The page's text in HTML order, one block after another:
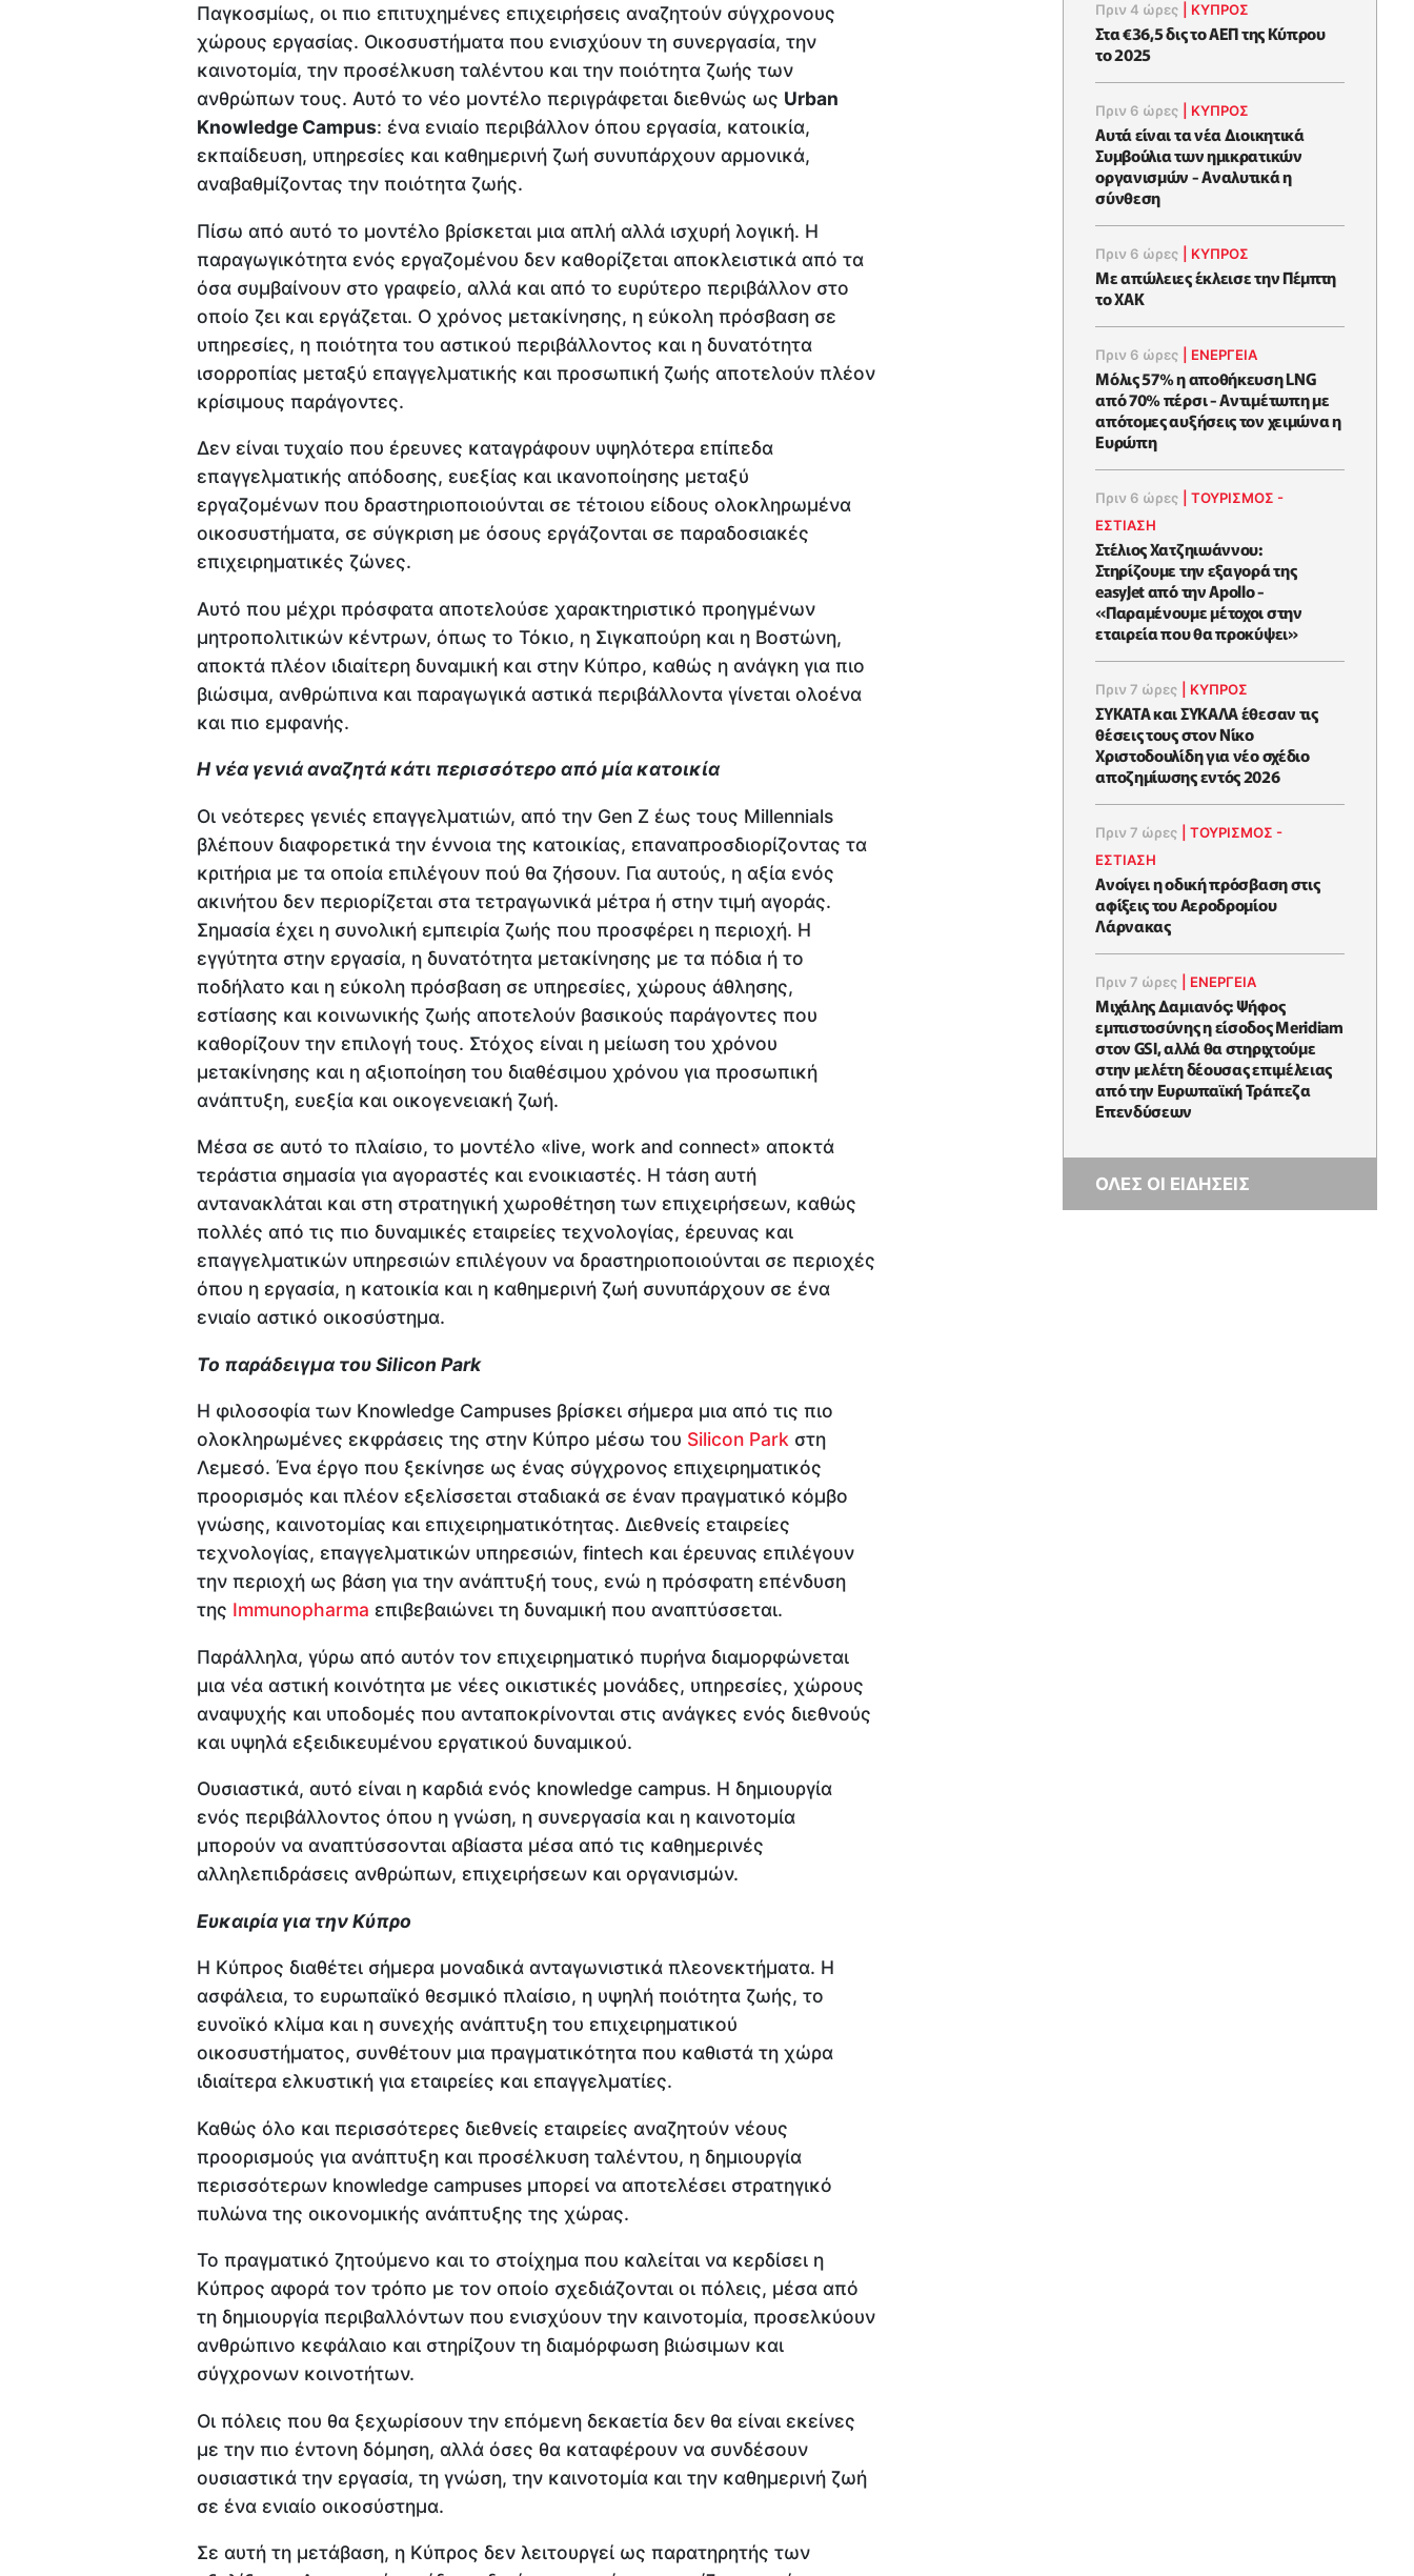
Παγκοσμίως, οι πιο επιτυχημένες επιχειρήσεις αναζητούν σύγχρονους
χώρους εργασίας. Οικοσυστήματα που ενισχύουν τη συνεργασία, την
καινοτομία, την προσέλκυση ταλέντου και την ποιότητα ζωής των
ανθρώπων τους. Αυτό το νέο μοντέλο περιγράφεται διεθνώς ως Urban
Knowledge Campus: ένα ενιαίο περιβάλλον όπου εργασία, κατοικία,
εκπαίδευση, υπηρεσίες και καθημερινή ζωή συνυπάρχουν αρμονικά,
αναβαθμίζοντας την ποιότητα ζωής.
Πίσω από αυτό το μοντέλο βρίσκεται μια απλή αλλά ισχυρή λογική. Η
παραγωγικότητα ενός εργαζομένου δεν καθορίζεται αποκλειστικά από τα
όσα συμβαίνουν στο γραφείο, αλλά και από το ευρύτερο περιβάλλον στο
οποίο ζει και εργάζεται. Ο χρόνος μετακίνησης, η εύκολη πρόσβαση σε
υπηρεσίες, η ποιότητα του αστικού περιβάλλοντος και η δυνατότητα
ισορροπίας μεταξύ επαγγελματικής και προσωπική ζωής αποτελούν πλέον
κρίσιμους παράγοντες.
Δεν είναι τυχαίο που έρευνες καταγράφουν υψηλότερα επίπεδα
επαγγελματικής απόδοσης, ευεξίας και ικανοποίησης μεταξύ
εργαζομένων που δραστηριοποιούνται σε τέτοιου είδους ολοκληρωμένα
οικοσυστήματα, σε σύγκριση με όσους εργάζονται σε παραδοσιακές
επιχειρηματικές ζώνες.
Αυτό που μέχρι πρόσφατα αποτελούσε χαρακτηριστικό προηγμένων
μητροπολιτικών κέντρων, όπως το Τόκιο, η Σιγκαπούρη και η Βοστώνη,
αποκτά πλέον ιδιαίτερη δυναμική και στην Κύπρο, καθώς η ανάγκη για πιο
βιώσιμα, ανθρώπινα και παραγωγικά αστικά περιβάλλοντα γίνεται ολοένα
και πιο εμφανής.
Η νέα γενιά αναζητά κάτι περισσότερο από μία κατοικία
Οι νεότερες γενιές επαγγελματιών, από την Gen Z έως τους Millennials
βλέπουν διαφορετικά την έννοια της κατοικίας, επαναπροσδιορίζοντας τα
κριτήρια με τα οποία επιλέγουν πού θα ζήσουν. Για αυτούς, η αξία ενός
ακινήτου δεν περιορίζεται στα τετραγωνικά μέτρα ή στην τιμή αγοράς.
Σημασία έχει η συνολική εμπειρία ζωής που προσφέρει η περιοχή. Η
εγγύτητα στην εργασία, η δυνατότητα μετακίνησης με τα πόδια ή το
ποδήλατο και η εύκολη πρόσβαση σε υπηρεσίες, χώρους άθλησης,
εστίασης και κοινωνικής ζωής αποτελούν βασικούς παράγοντες που
καθορίζουν την επιλογή τους. Στόχος είναι η μείωση του χρόνου
μετακίνησης και η αξιοποίηση του διαθέσιμου χρόνου για προσωπική
ανάπτυξη, ευεξία και οικογενειακή ζωή.
Μέσα σε αυτό το πλαίσιο, το μοντέλο «live, work and connect» αποκτά
τεράστια σημασία για αγοραστές και ενοικιαστές. Η τάση αυτή
αντανακλάται και στη στρατηγική χωροθέτηση των επιχειρήσεων, καθώς
πολλές από τις πιο δυναμικές εταιρείες τεχνολογίας, έρευνας και
επαγγελματικών υπηρεσιών επιλέγουν να δραστηριοποιούνται σε περιοχές
όπου η εργασία, η κατοικία και η καθημερινή ζωή συνυπάρχουν σε ένα
ενιαίο αστικό οικοσύστημα.
Το παράδειγμα του Silicon Park
Η φιλοσοφία των Knowledge Campuses βρίσκει σήμερα μια από τις πιο
ολοκληρωμένες εκφράσεις της στην Κύπρο μέσω του Silicon Park στη
Λεμεσό. Ένα έργο που ξεκίνησε ως ένας σύγχρονος επιχειρηματικός
προορισμός και πλέον εξελίσσεται σταδιακά σε έναν πραγματικό κόμβο
γνώσης, καινοτομίας και επιχειρηματικότητας. Διεθνείς εταιρείες
τεχνολογίας, επαγγελματικών υπηρεσιών, fintech και έρευνας επιλέγουν
την περιοχή ως βάση για την ανάπτυξή τους, ενώ η πρόσφατη επένδυση
της Immunopharma επιβεβαιώνει τη δυναμική που αναπτύσσεται.
Παράλληλα, γύρω από αυτόν τον επιχειρηματικό πυρήνα διαμορφώνεται
μια νέα αστική κοινότητα με νέες οικιστικές μονάδες, υπηρεσίες, χώρους
αναψυχής και υποδομές που ανταποκρίνονται στις ανάγκες ενός διεθνούς
και υψηλά εξειδικευμένου εργατικού δυναμικού.
Ουσιαστικά, αυτό είναι η καρδιά ενός knowledge campus. Η δημιουργία
ενός περιβάλλοντος όπου η γνώση, η συνεργασία και η καινοτομία
μπορούν να αναπτύσσονται αβίαστα μέσα από τις καθημερινές
αλληλεπιδράσεις ανθρώπων, επιχειρήσεων και οργανισμών.
Eυκαιρία για την Κύπρο
Η Κύπρος διαθέτει σήμερα μοναδικά ανταγωνιστικά πλεονεκτήματα. Η
ασφάλεια, το ευρωπαϊκό θεσμικό πλαίσιο, η υψηλή ποιότητα ζωής, το
ευνοϊκό κλίμα και η συνεχής ανάπτυξη του επιχειρηματικού
οικοσυστήματος, συνθέτουν μια πραγματικότητα που καθιστά τη χώρα
ιδιαίτερα ελκυστική για εταιρείες και επαγγελματίες.
Καθώς όλο και περισσότερες διεθνείς εταιρείες αναζητούν νέους
προορισμούς για ανάπτυξη και προσέλκυση ταλέντου, η δημιουργία
περισσότερων knowledge campuses μπορεί να αποτελέσει στρατηγικό
πυλώνα της οικονομικής ανάπτυξης της χώρας.
Το πραγματικό ζητούμενο και το στοίχημα που καλείται να κερδίσει η
Κύπρος αφορά τον τρόπο με τον οποίο σχεδιάζονται οι πόλεις, μέσα από
τη δημιουργία περιβαλλόντων που ενισχύουν την καινοτομία, προσελκύουν
ανθρώπινο κεφάλαιο και στηρίζουν τη διαμόρφωση βιώσιμων και
σύγχρονων κοινοτήτων.
Οι πόλεις που θα ξεχωρίσουν την επόμενη δεκαετία δεν θα είναι εκείνες
με την πιο έντονη δόμηση, αλλά όσες θα καταφέρουν να συνδέσουν
ουσιαστικά την εργασία, τη γνώση, την καινοτομία και την καθημερινή ζωή
σε ένα ενιαίο οικοσύστημα.
Σε αυτή τη μετάβαση, η Κύπρος δεν λειτουργεί ως παρατηρητής των
Πριν 4 ώρες ΚΥΠΡΟΣ
Στα €36,5 δις το ΑΕΠ της Κύπρου
το 2025
Πριν 6 ώρες ΚΥΠΡΟΣ
Αυτά είναι τα νέα Διοικητικά
Συμβούλια των ημικρατικών
οργανισμών - Αναλυτικά η
σύνθεση
Πριν 6 ώρες ΚΥΠΡΟΣ
Με απώλειες έκλεισε την Πέμπτη
το ΧΑΚ
Πριν 6 ώρες ΕΝΈΡΓΕΙΑ
Μόλις 57% η αποθήκευση LNG
από 70% πέρσι - Αντιμέτωπη με
απότομες αυξήσεις τον χειμώνα η
Ευρώπη
Πριν 6 ώρες |ΤΟΥΡΙΣΜΟΣ -
ΕΣΤΙΑΣΗ
Στέλιος Χατζηιωάννου:
Στηρίζουμε την εξαγορά της
easyJet από την Apollo -
«Παραμένουμε μέτοχοι στην
εταιρεία που θα προκύψει»
Πριν 7 ώρες ΚΥΠΡΟΣ
ΣΥΚΑΤΑ και ΣΥΚΑΛΑ έθεσαν τις
θέσεις τους στον Νίκο
Χριστοδουλίδη για νέο σχέδιο
αποζημίωσης εντός 2026
Πριν 7 ώρες |ΤΟΥΡΙΣΜΟΣ -
ΕΣΤΙΑΣΗ
Ανοίγει η οδική πρόσβαση στις
αφίξεις του Αεροδρομίου
Λάρνακας
Πριν 7 ώρες ΕΝΈΡΓΕΙΑ
Μιχάλης Δαμιανός: Ψήφος
εμπιστοσύνης η είσοδος Meridiam
στον GSI, αλλά θα στηριχτούμε
στην μελέτη δέουσας επιμέλειας
από την Ευρωπαϊκή Τράπεζα
Επενδύσεων
ΟΛΕΣ ΟΙ ΕΙΔΗΣΕΙΣ